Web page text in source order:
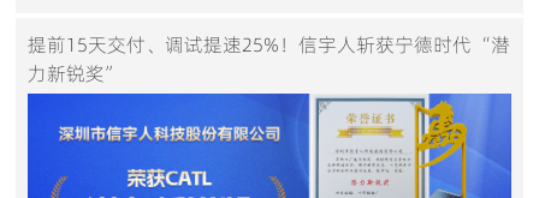
提前15天交付、调试提速25%！信宇人斩获宁德时代“潜
力新锐奖”